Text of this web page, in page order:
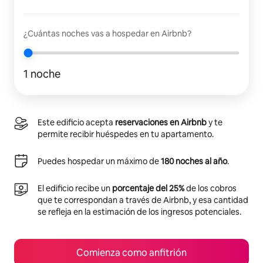
¿Cuántas noches vas a hospedar en Airbnb?
1 noche
Este edificio acepta reservaciones en Airbnby te
permite recibir huéspedes en tu apartamento.
Puedes hospedar un máximo de180 noches al año.
El edificio recibe un porcentaje del 25%de los cobros
que te correspondan a través de Airbnb, y esa cantidad
se refleja en la estimación de los ingresos potenciales.
Comienza como anfitrión